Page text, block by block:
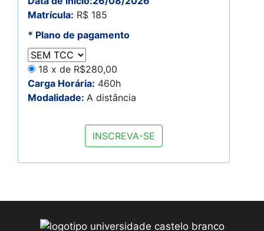
Matrícula: R$ 185
* Plano de pagamento
18 x de R$280,00
Carga Horária: 460h
Modalidade: A distância